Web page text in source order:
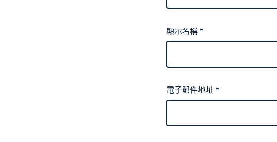
顯示名稱*
電子郵件地址*